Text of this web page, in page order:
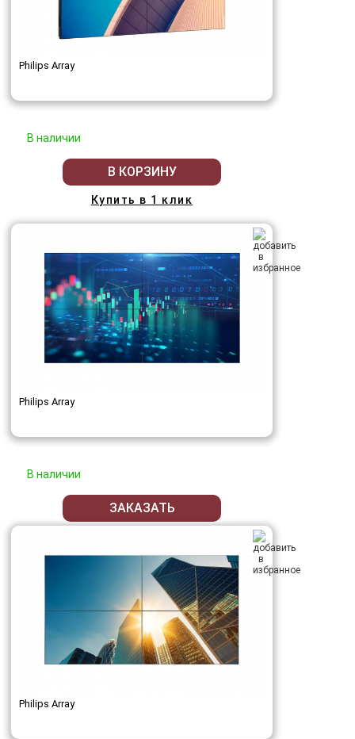
Philips Array
В наличии
В КОРЗИНУ
Купить в 1 клик
Philips Array
В наличии
ЗАКАЗАТЬ
Philips Array